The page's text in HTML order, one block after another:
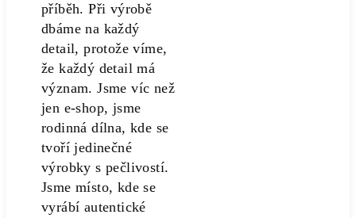
příběh. Při výrobě
dbáme na každý
detail, protože víme,
že každý detail má
význam. Jsme víc než
jen e-shop, jsme
rodinná dílna, kde se
tvoří jedinečné
výrobky s pečlivostí.
Jsme místo, kde se
vyrábí autentické